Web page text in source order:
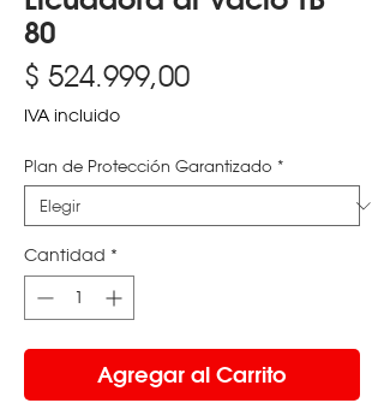
80
$ 524.999,00Precio
IVA incluido
Plan de Protección Garantizado *
Cantidad *
Agregar al Carrito